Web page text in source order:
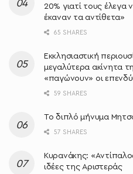
20% γιατί τους έλεγα
έκαναν τα αντίθετα»
65 SHARES
Εκκλησιαστική
μεγαλύτερα ακίνητα
«παγώνουν» οι
59 SHARES
Το διπλό μήνυμα
57 SHARES
Κυρανάκης:
ιδέες της Αριστεράς